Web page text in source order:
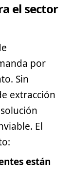
el sector
por
Sin
extracción
El
están